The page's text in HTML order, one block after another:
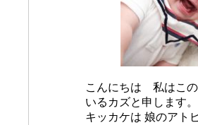
こんにちは 私はこ
いるカズと申します
キッカケは 娘のアト